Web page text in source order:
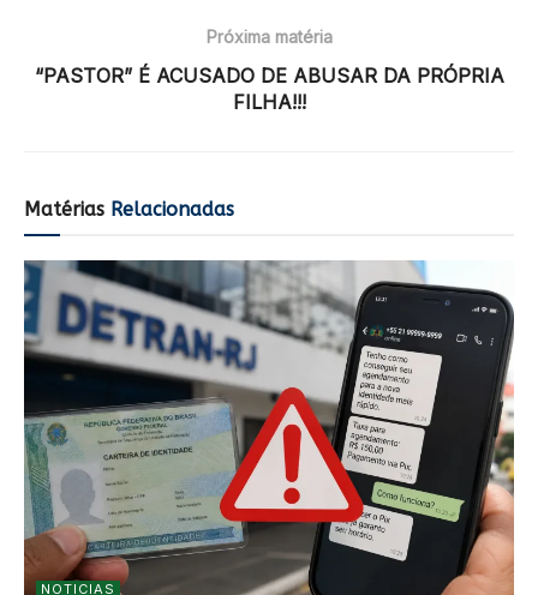
Próxima matéria
“PASTOR” É ACUSADO DE ABUSAR DA PRÓPRIA
FILHA!!!
Matérias Relacionadas
NOTICIAS